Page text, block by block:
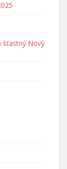
šťastný Nový